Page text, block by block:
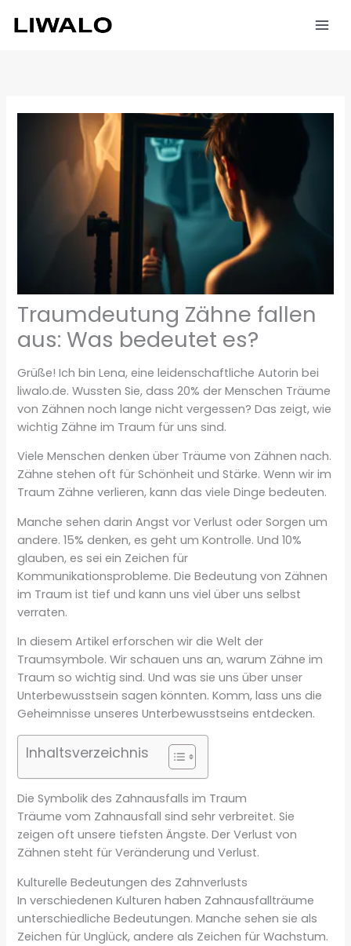
Inhalt
Traumdeutung Zähne fallen
aus: Was bedeutet es?
Grüße! Ich bin Lena, eine leidenschaftliche Autorin bei
liwalo.de. Wussten Sie, dass 20% der Menschen Träume
von Zähnen noch lange nicht vergessen? Das zeigt, wie
wichtig Zähne im Traum für uns sind.
Viele Menschen denken über Träume von Zähnen nach.
Zähne stehen oft für Schönheit und Stärke. Wenn wir im
Traum Zähne verlieren, kann das viele Dinge bedeuten.
Manche sehen darin Angst vor Verlust oder Sorgen um
andere. 15% denken, es geht um Kontrolle. Und 10%
glauben, es sei ein Zeichen für
Kommunikationsprobleme. Die Bedeutung von Zähnen
im Traum ist tief und kann uns viel über uns selbst
verraten.
In diesem Artikel erforschen wir die Welt der
Traumsymbole. Wir schauen uns an, warum Zähne im
Traum so wichtig sind. Und was sie uns über unser
Unterbewusstsein sagen könnten. Komm, lass uns die
Geheimnisse unseres Unterbewusstseins entdecken.
Inhaltsverzeichnis
Die Symbolik des Zahnausfalls im Traum
Träume vom Zahnausfall sind sehr verbreitet. Sie
zeigen oft unsere tiefsten Ängste. Der Verlust von
Zähnen steht für Veränderung und Verlust.
Kulturelle Bedeutungen des Zahnverlusts
In verschiedenen Kulturen haben Zahnausfallträume
unterschiedliche Bedeutungen. Manche sehen sie als
Zeichen für Unglück, andere als Zeichen für Wachstum.